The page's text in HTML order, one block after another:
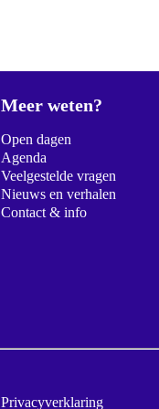
Meer weten?
Open dagen
Agenda
Veelgestelde vragen
Nieuws en verhalen
Contact & info
Privacyverklaring